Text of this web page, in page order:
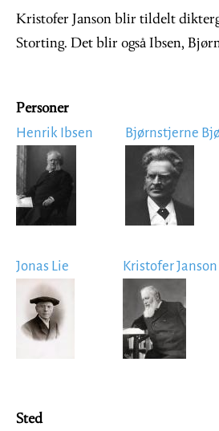
Kristofer Janson blir tildelt
Storting. Det blir også Ibsen,
Personer
Henrik Ibsen
Image
Bjørnstjerne
Image
Jonas Lie
Image
Kristofer Janson
Image
Sted